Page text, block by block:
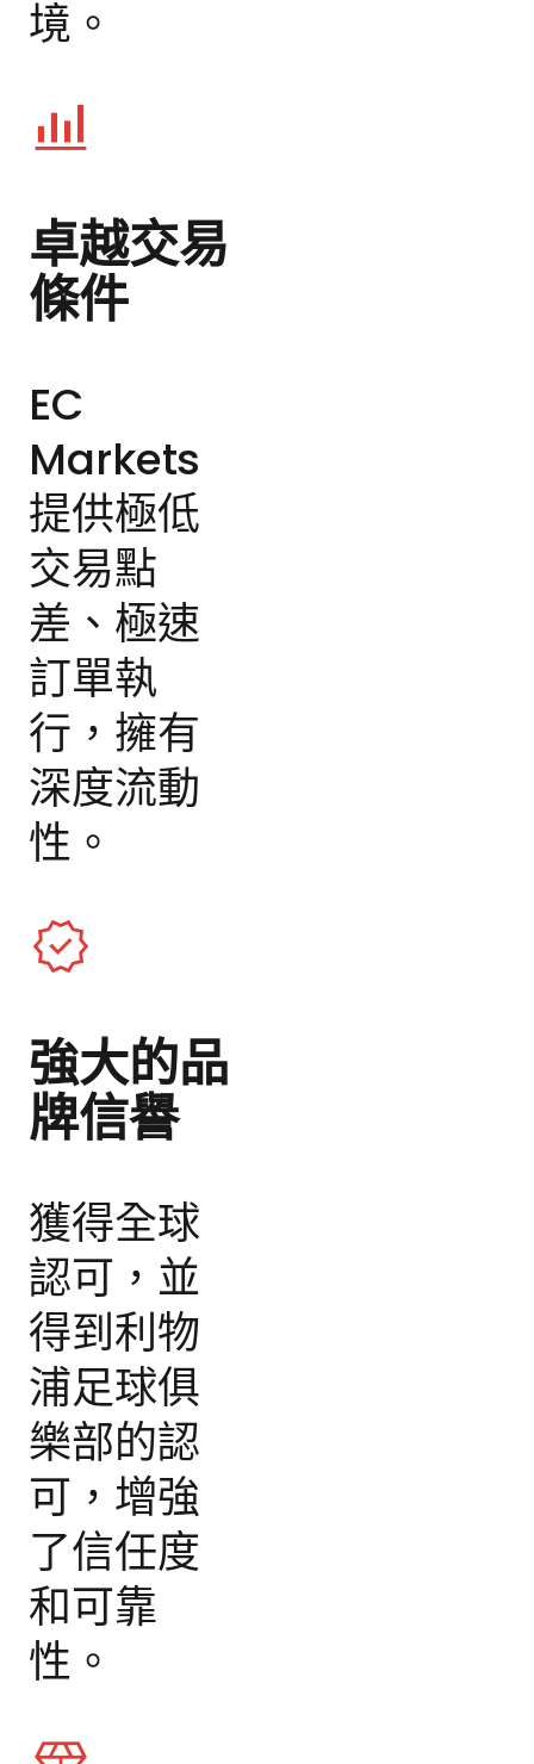
境。
卓越交易
條件
EC
Markets
提供極低
交易點
差、極速
訂單執
行，擁有
深度流動
性。
強大的品
牌信譽
獲得全球
認可，並
得到利物
浦足球俱
樂部的認
可，增強
了信任度
和可靠
性。